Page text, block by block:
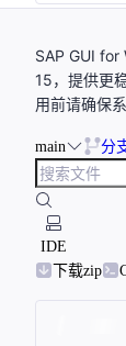
SAP GUI
15，提供更
用前请确保
main 分
IDE
下载zip